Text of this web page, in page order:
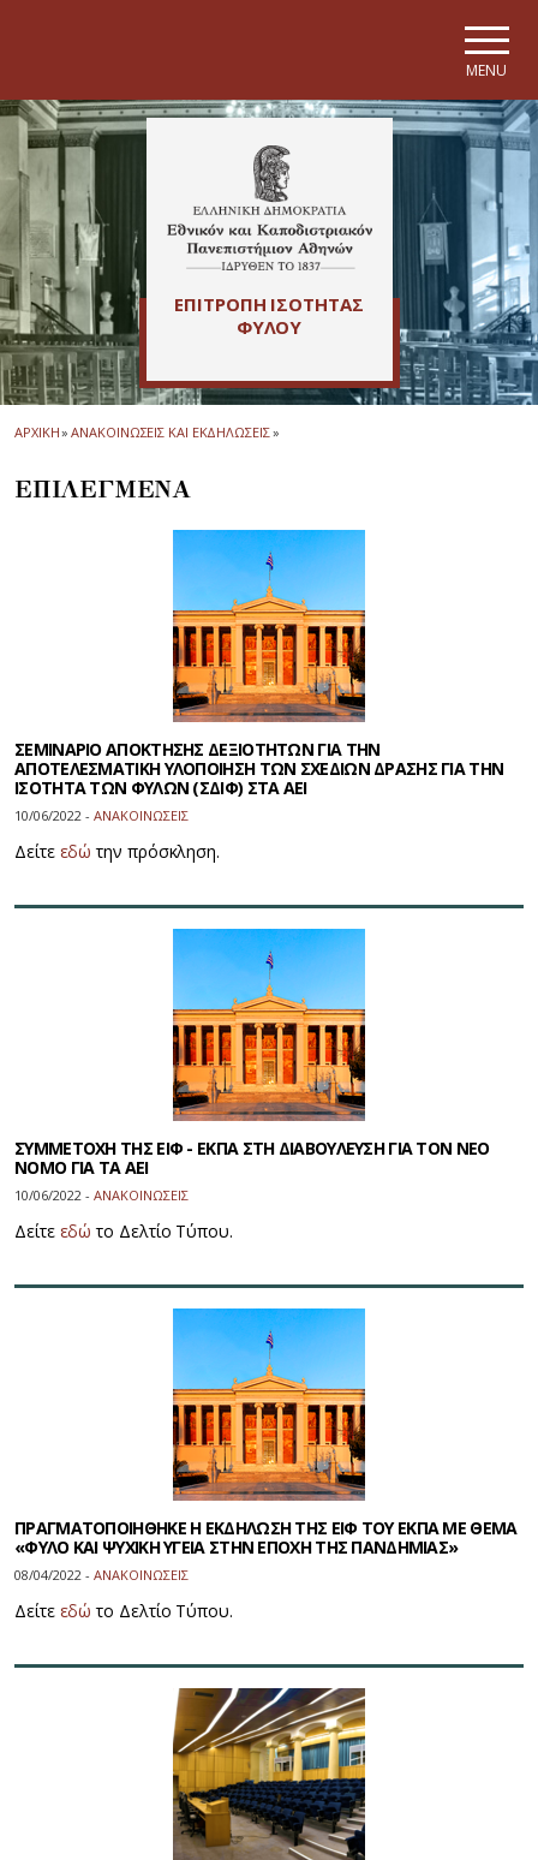
MENU
ΕΠΙΤΡΟΠΗ ΙΣΟΤΗΤΑΣ
ΦΥΛΟΥ
ΑΡΧΙΚΗ» ΑΝΑΚΟΙΝΩΣΕΙΣ ΚΑΙ ΕΚΔΗΛΩΣΕΙΣ»
ΕΠΙΛΕΓΜΕΝΑ
ΣΕΜΙΝΑΡΙΟ ΑΠΟΚΤΗΣΗΣ ΔΕΞΙΟΤΗΤΩΝ ΓΙΑ ΤΗΝ
ΑΠΟΤΕΛΕΣΜΑΤΙΚΗ ΥΛΟΠΟΙΗΣΗ ΤΩΝ ΣΧΕΔΙΩΝ ΔΡΑΣΗΣ ΓΙΑ ΤΗΝ
ΙΣΟΤΗΤΑ ΤΩΝ ΦΥΛΩΝ (ΣΔΙΦ) ΣΤΑ ΑΕΙ
10/06/2022 - ΑΝΑΚΟΙΝΩΣΕΙΣ
Δείτε εδώ την πρόσκληση.
ΣΥΜΜΕΤΟΧΗ ΤΗΣ ΕΙΦ - ΕΚΠΑ ΣΤΗ ΔΙΑΒΟΥΛΕΥΣΗ ΓΙΑ ΤΟΝ ΝΕΟ
ΝΟΜΟ ΓΙΑ ΤΑ ΑΕΙ
10/06/2022 - ΑΝΑΚΟΙΝΩΣΕΙΣ
Δείτε εδώ τo Δελτίο Τύπου.
ΠΡΑΓΜΑΤΟΠΟΙΗΘΗΚΕ Η ΕΚΔΗΛΩΣΗ ΤΗΣ ΕΙΦ ΤΟΥ ΕΚΠΑ ΜΕ ΘΕΜΑ
«ΦΥΛΟ ΚΑΙ ΨΥΧΙΚΗ ΥΓΕΙΑ ΣΤΗΝ ΕΠΟΧΗ ΤΗΣ ΠΑΝΔΗΜΙΑΣ»
08/04/2022 - ΑΝΑΚΟΙΝΩΣΕΙΣ
Δείτε εδώ τo Δελτίο Τύπου.